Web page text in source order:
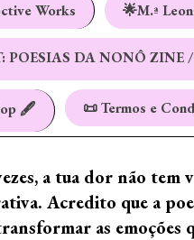
Works 🌟M.ª
POESIAS DA NONÔ ZINE /
🖋️ 📜 Termos e
a tua dor não tem
Acredito que a
as emoções